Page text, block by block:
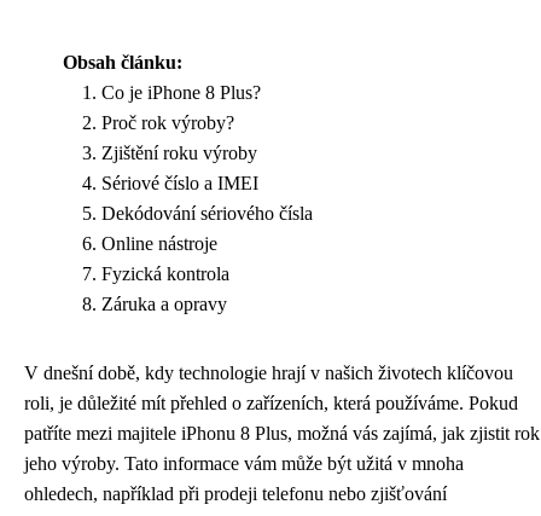
Obsah článku:
Co je iPhone 8 Plus?
Proč rok výroby?
Zjištění roku výroby
Sériové číslo a IMEI
Dekódování sériového čísla
Online nástroje
Fyzická kontrola
Záruka a opravy
V dnešní době, kdy technologie hrají v našich životech klíčovou
roli, je důležité mít přehled o zařízeních, která používáme. Pokud
patříte mezi majitele iPhonu 8 Plus, možná vás zajímá, jak zjistit rok
jeho výroby. Tato informace vám může být užitá v mnoha
ohledech, například při prodeji telefonu nebo zjišťování